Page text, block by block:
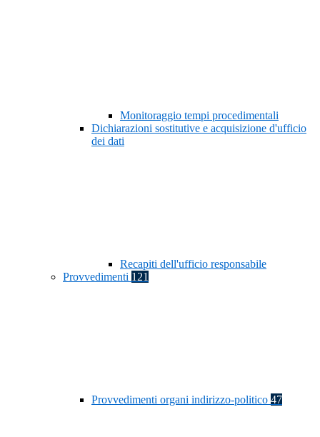
Monitoraggio tempi procedimentali
Dichiarazioni sostitutive e acquisizione d'ufficio
dei dati
Recapiti dell'ufficio responsabile
Provvedimenti 121
Provvedimenti organi indirizzo-politico 47